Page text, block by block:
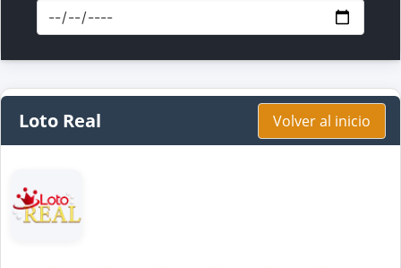
Loto Real Volver al inicio